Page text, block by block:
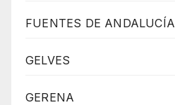
FUENTES DE ANDALUCÍA
GELVES
GERENA